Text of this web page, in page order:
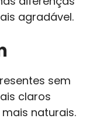
agradável.
sem
claros
naturais.